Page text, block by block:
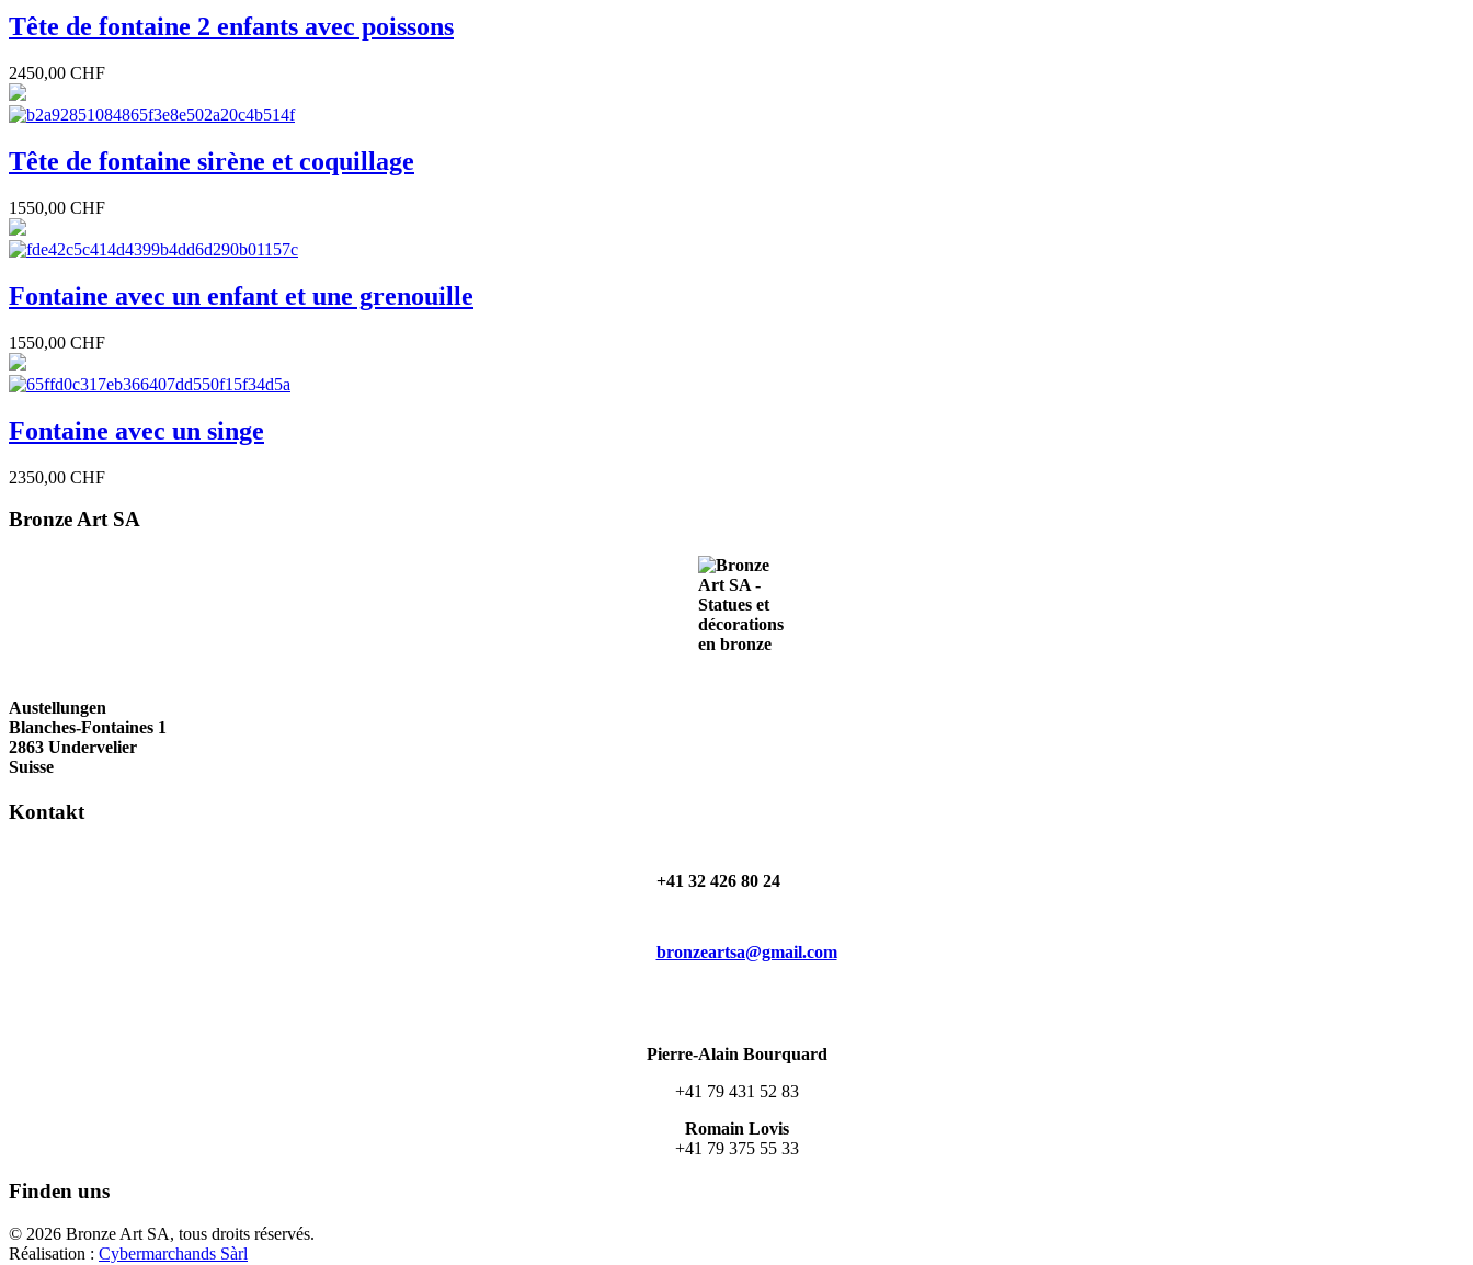
Tête de fontaine 2 enfants avec poissons
2450,00 CHF
Tête de fontaine sirène et coquillage
1550,00 CHF
Fontaine avec un enfant et une grenouille
1550,00 CHF
Fontaine avec un singe
2350,00 CHF
Bronze Art SA
Austellungen
Blanches-Fontaines 1
2863 Undervelier
Suisse
Kontakt
+41 32 426 80 24
bronzeartsa@gmail.com
Pierre-Alain Bourquard
+41 79 431 52 83
Romain Lovis
+41 79 375 55 33
Finden uns
© 2026 Bronze Art SA, tous droits réservés.
Réalisation : Cybermarchands Sàrl